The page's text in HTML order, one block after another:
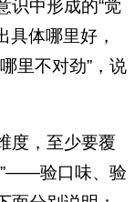
识中形成的“觉
体哪里好，
里不对劲”，说
度，至少要覆
”——验口味、验